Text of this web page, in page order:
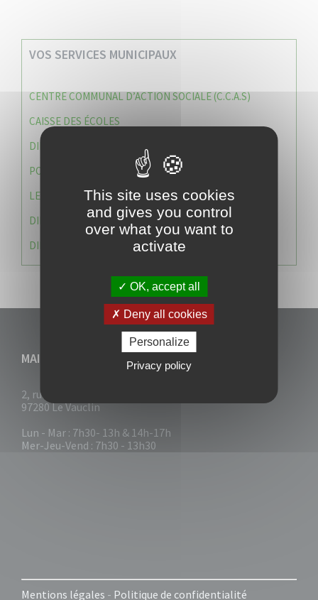
VOS SERVICES MUNICIPAUX
CENTRE COMMUNAL D’ACTION SOCIALE (C.C.A.S)
CAISSE DES ÉCOLES
DIRECTION DES SERVICES TECHNIQUES
POLICE MUNICIPALE
LE CABINET DU MAIRE
DIRECTION DES RESSOURCES ET MOYENS
DIRECTION DU DEVELLOPPEMENT URBAIN DURABL
MAIRIE DU VAUCLIN
2, rue Collignon
97280 Le Vauclin
Lun - Mar : 7h30- 13h & 14h-17h
Mer-Jeu-Vend : 7h30 - 13h30
Mentions légales - Politique de confidentialité
This site uses cookies
and gives you control
over what you want to
activate
OK, accept all
Deny all cookies
Personalize
Privacy policy